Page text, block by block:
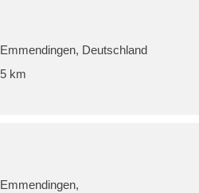
Emmendingen, Deutschland
5 km
Emmendingen,